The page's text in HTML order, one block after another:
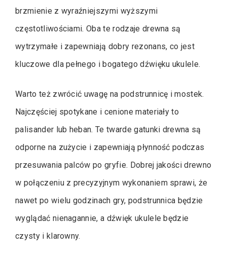
brzmienie z wyraźniejszymi wyższymi
częstotliwościami. Oba te rodzaje drewna są
wytrzymałe i zapewniają dobry rezonans, co jest
kluczowe dla pełnego i bogatego dźwięku ukulele.
Warto też zwrócić uwagę na podstrunnicę i mostek.
Najczęściej spotykane i cenione materiały to
palisander lub heban. Te twarde gatunki drewna są
odporne na zużycie i zapewniają płynność podczas
przesuwania palców po gryfie. Dobrej jakości drewno
w połączeniu z precyzyjnym wykonaniem sprawi, że
nawet po wielu godzinach gry, podstrunnica będzie
wyglądać nienagannie, a dźwięk ukulele będzie
czysty i klarowny.